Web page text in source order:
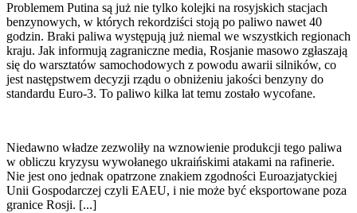
Problemem Putina są już nie tylko kolejki na rosyjskich stacjach
benzynowych, w których rekordziści stoją po paliwo nawet 40
godzin. Braki paliwa występują już niemal we wszystkich regionach
kraju. Jak informują zagraniczne media, Rosjanie masowo zgłaszają
się do warsztatów samochodowych z powodu awarii silników, co
jest następstwem decyzji rządu o obniżeniu jakości benzyny do
standardu Euro-3. To paliwo kilka lat temu zostało wycofane.
Niedawno władze zezwoliły na wznowienie produkcji tego paliwa
w obliczu kryzysu wywołanego ukraińskimi atakami na rafinerie.
Nie jest ono jednak opatrzone znakiem zgodności Euroazjatyckiej
Unii Gospodarczej czyli EAEU, i nie może być eksportowane poza
granice Rosji. [...]